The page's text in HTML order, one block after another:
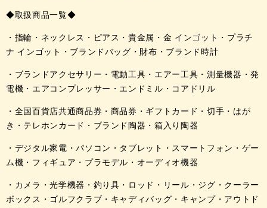
◆取扱商品一覧◆
・指輪・ネックレス・ピアス・貴金属・金 インゴット・プラチ
ナ インゴット・ブランドバッグ・財布・ブランド時計
・ブランドアクセサリー・電動工具・エアー工具・測量機器・発
電機・エアコンプレッサー・エンドミル・コアドリル
・全国百貨店共通商品券・商品券・ギフトカード・切手・はが
き・テレホンカード・ブランド陶器・箱入り陶器
・デジタル家電・パソコン・タブレット・スマートフォン・ゲー
ム機・フィギュア・プラモデル・オーディオ機器
・カメラ・光学機器・釣り具・ロッド・リール・ジグ・クーラー
ボックス・ゴルフクラブ・キャディバッグ・キャンプ・アウトド